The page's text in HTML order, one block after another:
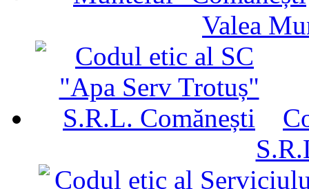
Valea